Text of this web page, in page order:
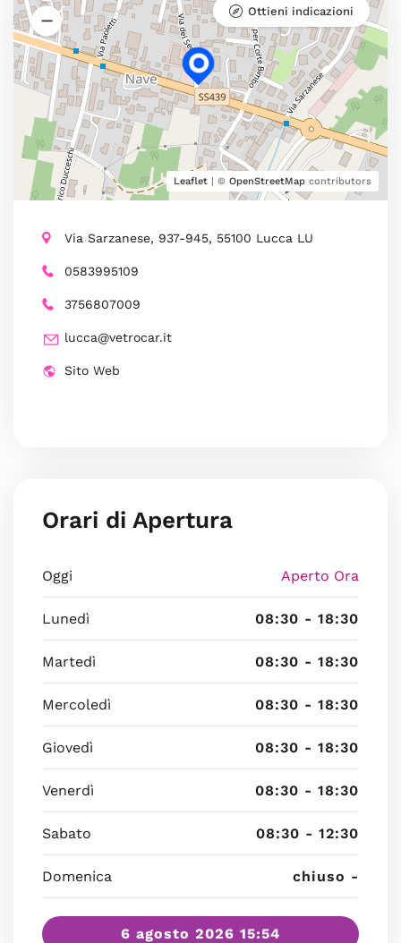
Leaflet | © OpenStreetMap contributors
Ottieni indicazioni
Via Sarzanese, 937-945, 55100 Lucca LU
0583995109
3756807009
lucca@vetrocar.it
Sito Web
Orari di Apertura
Oggi Aperto Ora
Lunedì 08:30 - 18:30
Martedì 08:30 - 18:30
Mercoledì 08:30 - 18:30
Giovedì 08:30 - 18:30
Venerdì 08:30 - 18:30
Sabato 08:30 - 12:30
Domenica chiuso -
6 agosto 2026 15:54